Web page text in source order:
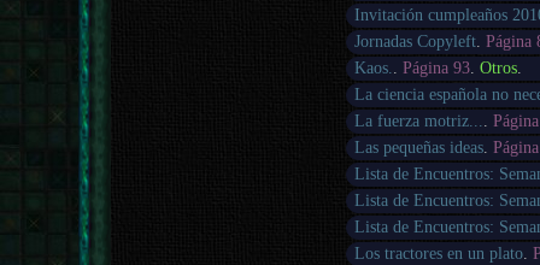
Invitación cumpleaños
Jornadas Copyleft.Página
Kaos..Página 93.Otros.
La ciencia española no
La fuerza motriz....
Las pequeñas ideas.
Lista de Encuentros:
Lista de Encuentros:
Lista de Encuentros:
Los tractores en un plato.